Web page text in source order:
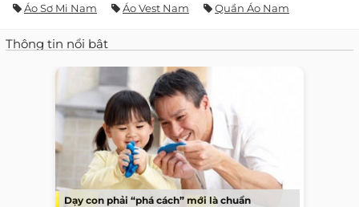
Áo Sơ Mi Nam Áo Vest Nam Quần Áo Nam
Thông tin nổi bật
Dạy con phải “phá cách” mới là chuẩn